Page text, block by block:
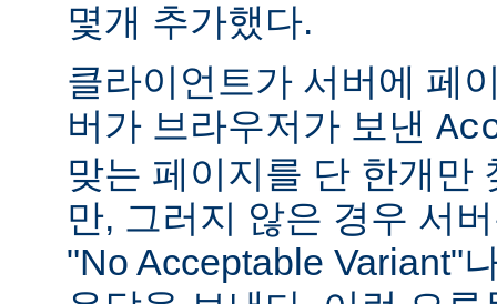
몇개 추가했다.
클라이언트가 서버에 페
버가 브라우저가 보낸
맞는 페이지를 단 한개만
만, 그러지 않은 경우 서
"No Acceptable Variant"